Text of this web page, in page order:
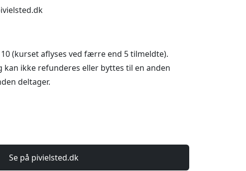
(kurset aflyses ved færre end 5 tilmeldte).
kan ikke refunderes eller byttes til en anden
deltager.
Se på pivielsted.dk